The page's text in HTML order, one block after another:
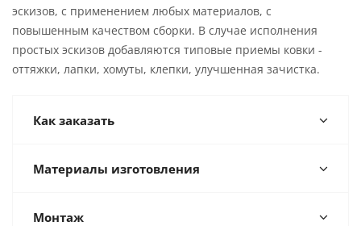
эскизов, с применением любых материалов, с
повышенным качеством сборки. В случае исполнения
простых эскизов добавляются типовые приемы ковки -
оттяжки, лапки, хомуты, клепки, улучшенная зачистка.
Как заказать
Материалы изготовления
Монтаж